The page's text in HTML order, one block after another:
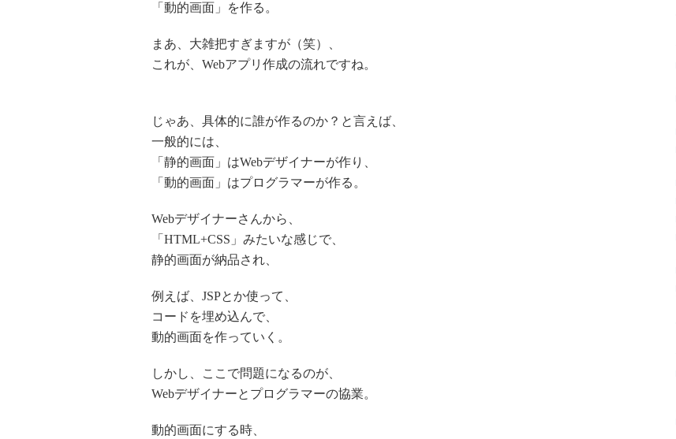
「動的画面」を作る。
まあ、大雑把すぎますが（笑）、
これが、Webアプリ作成の流れですね。
じゃあ、具体的に誰が作るのか？と言えば、
一般的には、
「静的画面」はWebデザイナーが作り、
「動的画面」はプログラマーが作る。
Webデザイナーさんから、
「HTML+CSS」みたいな感じで、
静的画面が納品され、
例えば、JSPとか使って、
コードを埋め込んで、
動的画面を作っていく。
しかし、ここで問題になるのが、
Webデザイナーとプログラマーの協業。
動的画面にする時、